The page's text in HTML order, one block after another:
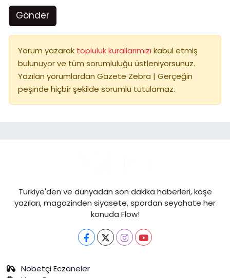
Gönder
Yorum yazarak topluluk kurallarımızı kabul etmiş
bulunuyor ve tüm sorumluluğu üstleniyorsunuz.
Yazılan yorumlardan Gazete Zebra | Gerçeğin
peşinde hiçbir şekilde sorumlu tutulamaz.
Türkiye'den ve dünyadan son dakika haberleri, köşe
yazıları, magazinden siyasete, spordan seyahate her
konuda Flow!
Nöbetçi Eczaneler